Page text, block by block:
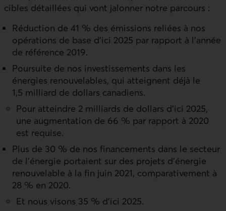
cibles détaillées qui vont jalonner notre parcours :
Réduction de 41 % des émissions reliées à nos
opérations de base d’ici 2025 par rapport à l’année
de référence 2019.
Poursuite de nos investissements dans les
énergies renouvelables, qui atteignent déjà le
1,5 milliard de dollars canadiens.
Pour atteindre 2 milliards de dollars d’ici 2025,
une augmentation de 66 % par rapport à 2020
est requise.
Plus de 30 % de nos financements dans le secteur
de l’énergie portaient sur des projets d’énergie
renouvelable à la fin juin 2021, comparativement à
28 % en 2020.
Et nous visons 35 % d’ici 2025.